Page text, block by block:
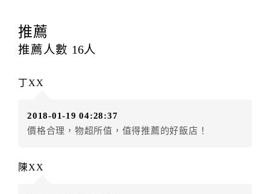
推薦
推薦人數 16人
丁XX
2018-01-19 04:28:37
價格合理，物超所值，值得推薦的好飯店！
陳XX